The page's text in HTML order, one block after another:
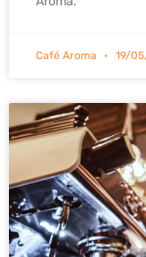
Café Aroma 19/